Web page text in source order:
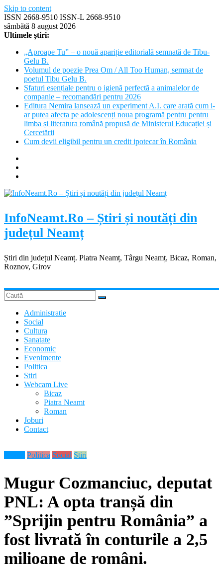
Skip to content
ISSN 2668-9510 ISSN-L 2668-9510
sâmbătă 8 august 2026
Ultimele știri:
„Aproape Tu” – o nouă apariție editorială semnată de Tibu-
Gelu B.
Volumul de poezie Prea Om / All Too Human, semnat de
poetul Tibu Gelu B.
Sfaturi esențiale pentru o igienă perfectă a animalelor de
companie – recomandări pentru 2026
Editura Nemira lansează un experiment A.I. care arată cum i-
ar putea afecta pe adolescenți noua programă pentru pentru
limba și literatura română propusă de Ministerul Educației și
Cercetării
Cum devii eligibil pentru un credit ipotecar în România
InfoNeamt.Ro – Știri și noutăți din
județul Neamț
Știri din județul Neamț. Piatra Neamț, Târgu Neamț, Bicaz, Roman,
Roznov, Girov
Administratie
Social
Cultura
Sanatate
Economic
Evenimente
Politica
Stiri
Webcam Live
Bicaz
Piatra Neamt
Roman
Joburi
Contact
Politica Social Stiri
Mugur Cozmanciuc, deputat
PNL: A opta tranșă din
”Sprijin pentru România” a
fost livrată în conturile a 2,5
milioane de români.